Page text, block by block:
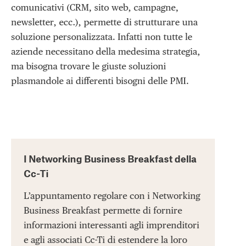
comunicativi (CRM, sito web, campagne,
newsletter, ecc.), permette di strutturare una
soluzione personalizzata. Infatti non tutte le
aziende necessitano della medesima strategia,
ma bisogna trovare le giuste soluzioni
plasmandole ai differenti bisogni delle PMI.
I Networking Business Breakfast della
Cc-Ti
L’appuntamento regolare con i Networking
Business Breakfast permette di fornire
informazioni interessanti agli imprenditori
e agli associati Cc-Ti di estendere la loro